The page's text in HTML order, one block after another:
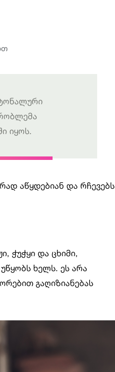
იყოს.
აწყდებიან და რჩევებს
ჭუჭყი და ცხიმი,
ხელს. ეს არა
გაღიზიანებას